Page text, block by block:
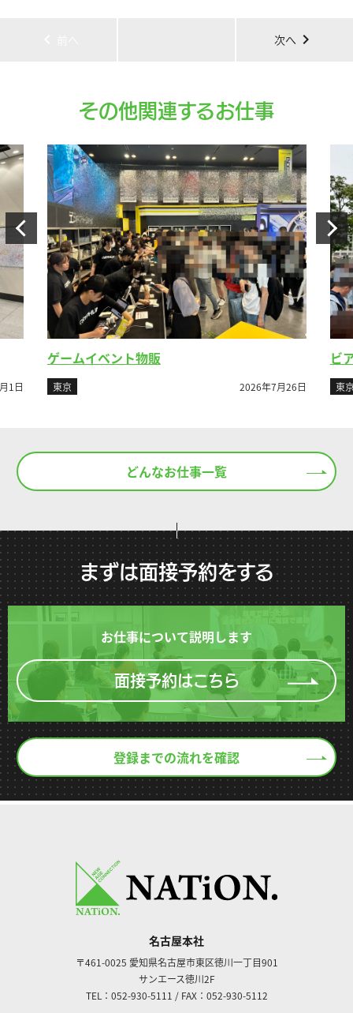
次へ chevron_right
その他関連するお仕事
1日
ゲームイベント物販
東京 2026年7月26日
ビ
東
どんなお仕事一覧
まずは面接予約をする
お仕事について説明します
面接予約はこちら
登録までの流れを確認
名古屋本社
〒461-0025 愛知県名古屋市東区徳川一丁目901
サンエース徳川2F
TEL：052-930-5111 / FAX：052-930-5112